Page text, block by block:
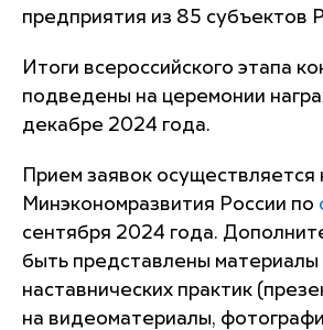
предприятия из 85 субъектов
Итоги всероссийского этапа
подведены на церемонии
декабре 2024 года.
Прием заявок осуществляется
Минэкономразвития России по
сентября 2024 года.
быть представлены материалы
наставнических практик
на видеоматериалы,